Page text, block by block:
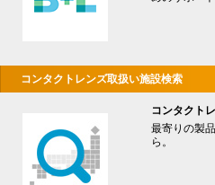
コンタクトレンズ取扱い施設検索
コンタクト
最寄りの製
ら。